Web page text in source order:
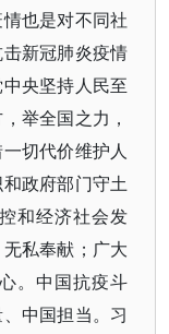
也是对不同社
新冠肺炎疫情
央坚持人民至
举全国之力，
切代价维护人
政府部门守土
和经济社会发
私奉献；广大
。中国抗疫斗
中国担当。习